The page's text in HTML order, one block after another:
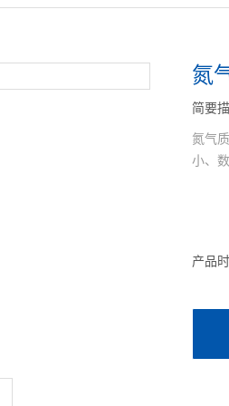
氮
简要描
氮气
小、
产品